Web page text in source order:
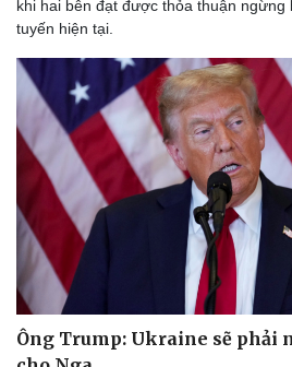
khi hai bên đạt được thỏa thuận ngừng
tuyến hiện tại.
Ông Trump: Ukraine sẽ phải